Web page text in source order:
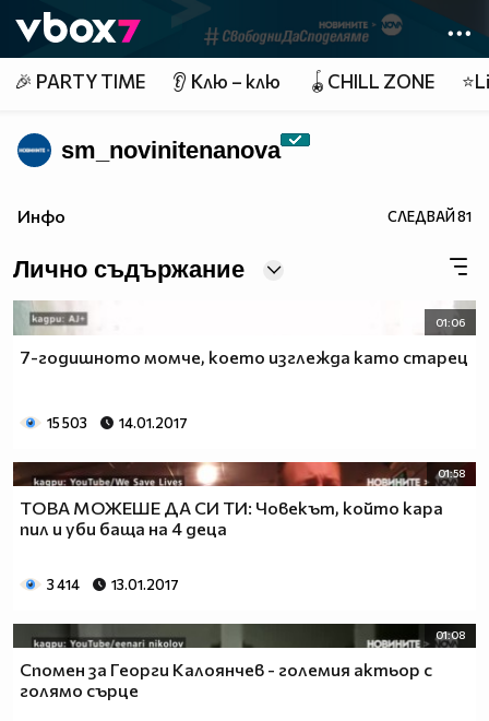
👾
🎉 PARTY TIME 👂 Клю – клю 🪀CHILL ZONE
sm_novinitenanova
Инфо СЛЕДВАЙ81
Лично съдържание
01:06
7-годишното момче, което изглежда като старец
15 503 14.01.2017
01:58
ТОВА МОЖЕШЕ ДА СИ ТИ: Човекът, който кара
пил и уби баща на 4 деца
3 414 13.01.2017
01:08
Спомен за Георги Калоянчев - големия актьор с
голямо сърце